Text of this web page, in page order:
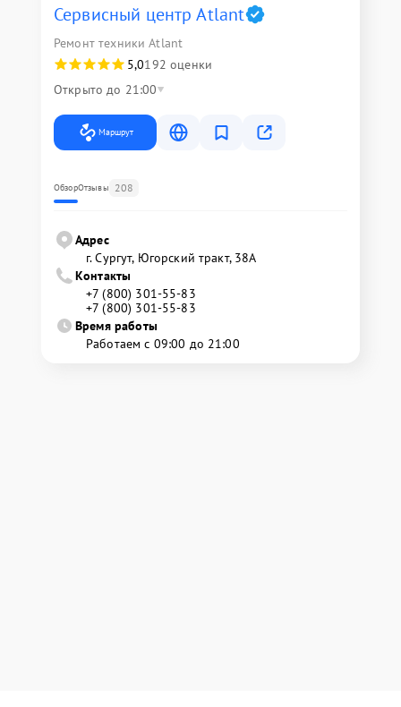
Сервисный центр Atlant
Ремонт техники Atlant
5,0192 оценки
Открыто до 21:00
Маршрут
ОбзорОтзывы 208
Адрес
г. Сургут, Югорский тракт, 38А
Контакты
+7 (800) 301-55-83
+7 (800) 301-55-83
Время работы
Работаем с 09:00 до 21:00